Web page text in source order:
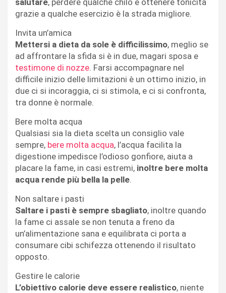
grazie a qualche esercizio è la strada migliore.
Invita un’amica
Mettersi a dieta da sole è difficilissimo, meglio se
ad affrontare la sfida si è in due, magari sposa e
testimone di nozze. Farsi accompagnare nel
difficile inizio delle limitazioni è un ottimo inizio, in
due ci si incoraggia, ci si stimola, e ci si confronta,
tra donne è normale.
Bere molta acqua
Qualsiasi sia la dieta scelta un consiglio vale
sempre, bere molta acqua, l’acqua facilita la
digestione impedisce l’odioso gonfiore, aiuta a
placare la fame, in casi estremi, inoltre bere molta
acqua rende più bella la pelle.
Non saltare i pasti
Saltare i pasti è sempre sbagliato, inoltre quando
la fame ci assale se non tenuta a freno da
un’alimentazione sana e equilibrata ci porta a
consumare cibi schifezza ottenendo il risultato
opposto.
Gestire le calorie
L’obiettivo calorie deve essere realistico, niente